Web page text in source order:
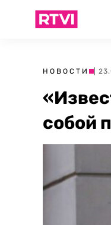
НОВОСТИ |
собой